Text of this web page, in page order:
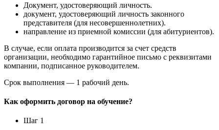
Документ, удостоверяющий личность.
документ, удостоверяющий личность законного
представителя (для несовершеннолетних).
направление из приемной комиссии (для абитуриентов).
В случае, если оплата производится за счет средств
организации, необходимо гарантийное письмо с реквизитами
компании, подписанное руководителем.
Срок выполнения — 1 рабочий день.
Как оформить договор на обучение?
Шаг 1